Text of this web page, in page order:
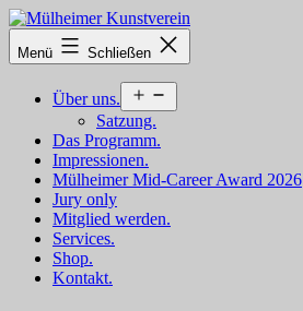
Zum
Inhalt
springen
Mülheimer
Kunstverein
Menü Schließen
Über uns.
öffnen
Satzung.
Das Programm.
Impressionen.
Mülheimer Mid-Career Award 2026
Jury only
Mitglied werden.
Services.
Shop.
Kontakt.